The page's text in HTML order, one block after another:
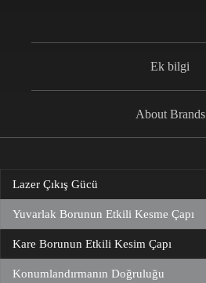
Ek bilgi
About Brands
Lazer Çıkış Gücü
Yuvarlak Borunun Etkili Kesme Çapı
Kare Borunun Etkili Kesim Çapı
Konumlandırmanın Doğruluğu